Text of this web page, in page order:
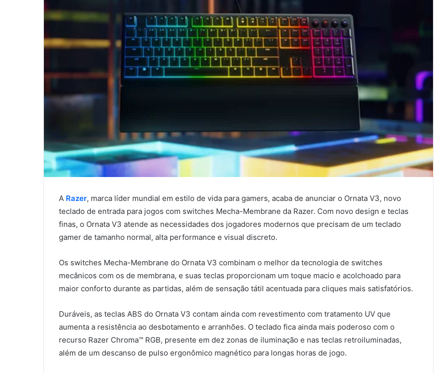
A Razer, marca líder mundial em estilo de vida para gamers, acaba de anunciar o Ornata V3, novo
teclado de entrada para jogos com switches Mecha-Membrane da Razer. Com novo design e teclas
finas, o Ornata V3 atende as necessidades dos jogadores modernos que precisam de um teclado
gamer de tamanho normal, alta performance e visual discreto.
Os switches Mecha-Membrane do Ornata V3 combinam o melhor da tecnologia de switches
mecânicos com os de membrana, e suas teclas proporcionam um toque macio e acolchoado para
maior conforto durante as partidas, além de sensação tátil acentuada para cliques mais satisfatórios.
Duráveis, as teclas ABS do Ornata V3 contam ainda com revestimento com tratamento UV que
aumenta a resistência ao desbotamento e arranhões. O teclado fica ainda mais poderoso com o
recurso Razer Chroma™ RGB, presente em dez zonas de iluminação e nas teclas retroiluminadas,
além de um descanso de pulso ergonômico magnético para longas horas de jogo.